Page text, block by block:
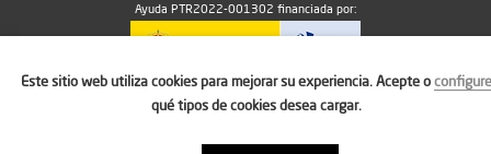
Ayuda PTR2022-001302 financiada por:
MICIU/AEI/10.13039/501100011033
Este sitio web utiliza cookies para mejorar su experiencia. Acepte oconfigure
qué tipos de cookies desea cargar.